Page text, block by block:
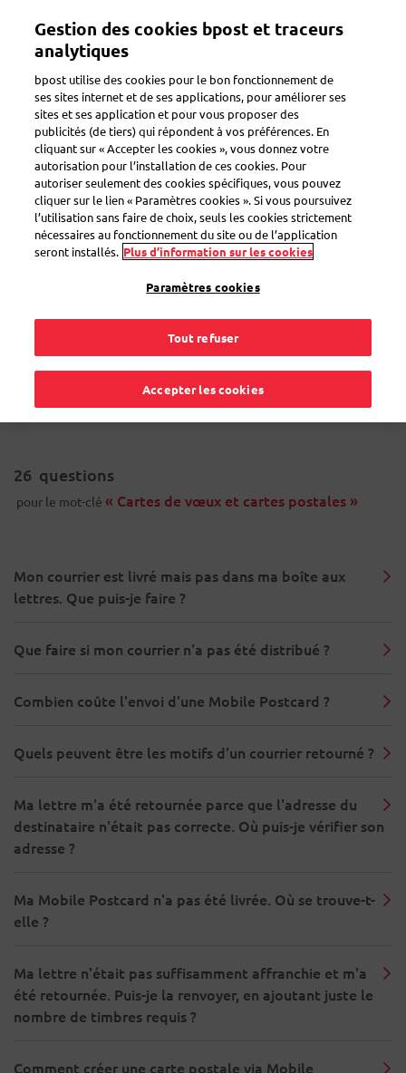
contenu
Toggle navigation
Search
Cartes de vœux et cartes postales
Cartes postales prêtes à l'envoi
Il y a un problème
26 questions
pour le mot-clé « Cartes de vœux et cartes postales »
Mon courrier est livré mais pas dans ma boîte aux
lettres. Que puis-je faire ?
Que faire si mon courrier n'a pas été distribué ?
Combien coûte l'envoi d'une Mobile Postcard ?
Quels peuvent être les motifs d'un courrier retourné ?
Ma lettre m'a été retournée parce que l'adresse du
destinataire n'était pas correcte. Où puis-je vérifier son
adresse ?
Ma Mobile Postcard n'a pas été livrée. Où se trouve-t-
elle ?
Ma lettre n'était pas suffisamment affranchie et m'a
été retournée. Puis-je la renvoyer, en ajoutant juste le
nombre de timbres requis ?
Comment créer une carte postale via Mobile
Gestion des cookies bpost et traceurs
analytiques
bpost utilise des cookies pour le bon fonctionnement de
ses sites internet et de ses applications, pour améliorer ses
sites et ses application et pour vous proposer des
publicités (de tiers) qui répondent à vos préférences. En
cliquant sur « Accepter les cookies », vous donnez votre
autorisation pour l’installation de ces cookies. Pour
autoriser seulement des cookies spécifiques, vous pouvez
cliquer sur le lien « Paramètres cookies ». Si vous poursuivez
l’utilisation sans faire de choix, seuls les cookies strictement
nécessaires au fonctionnement du site ou de l’application
seront installés. Plus d’information sur les cookies
Paramètres cookies
Tout refuser
Accepter les cookies